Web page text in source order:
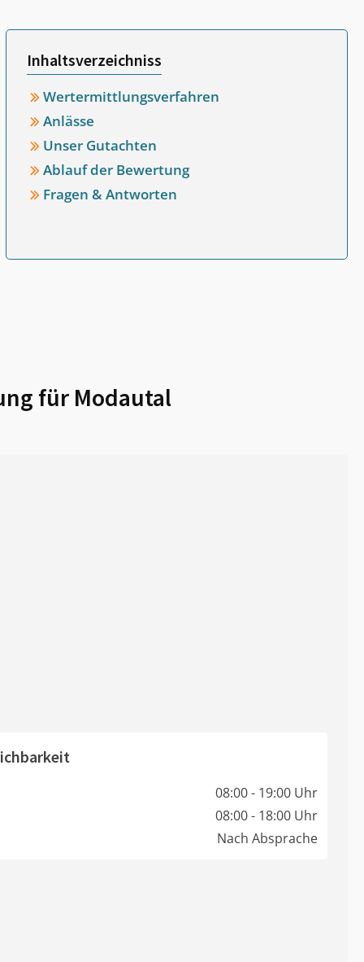
Inhaltsverzeichniss
Wertermittlungsverfahren
Anlässe
Unser Gutachten
Ablauf der Bewertung
Fragen & Antworten
für Modautal
08:00 - 19:00 Uhr
08:00 - 18:00 Uhr
Nach Absprache